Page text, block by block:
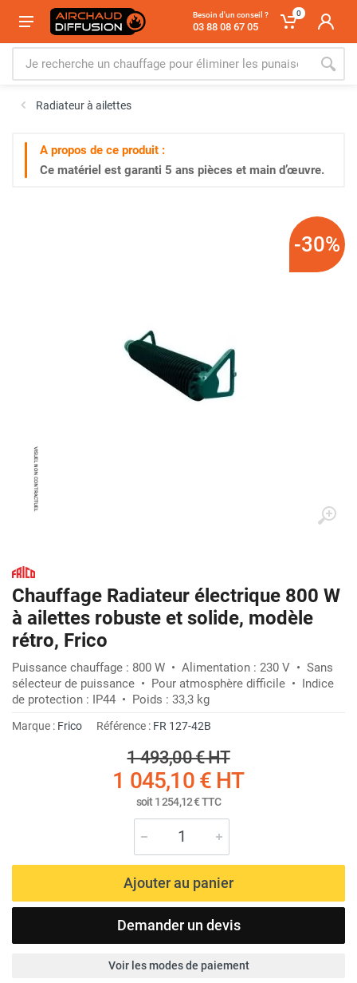
Besoin d'un conseil ?
03 88 08 67 05
0
Radiateur à ailettes
A propos de ce produit :
Ce matériel est garanti 5 ans pièces et main d’œuvre.
-30%
Chauffage Radiateur électrique 800 W
à ailettes robuste et solide, modèle
rétro, Frico
Puissance chauffage : 800 W • Alimentation : 230 V • Sans
sélecteur de puissance • Pour atmosphère difficile • Indice
de protection : IP44 • Poids : 33,3 kg
Marque : Frico Référence : FR 127-42B
1 493,00 €HT
1 045,10 € HT
soit1 254,12 €TTC
Ajouter au panier
Demander un devis
Voir les modes de paiement